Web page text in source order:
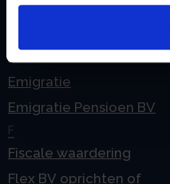
gebruiken.
Emigratie
Emigratie Pensioen BV
F
Fiscale waardering
Flex BV oprichten of